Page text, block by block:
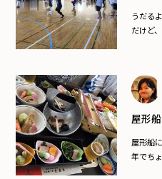
うだる
だけど
屋形船
屋形船
年でち